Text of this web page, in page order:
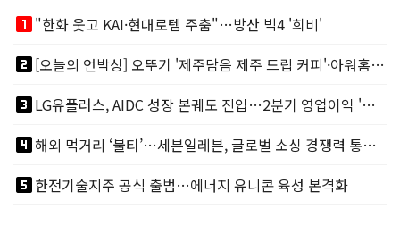
looks_one"한화 웃고 KAI·현대로템 주춤"…방산 빅4 '희비'
looks_two
[오늘의 언박싱] 오뚜기 '제주담음 제주 드립 커피'·아워홈 ‘갓석박지’ 外
looks_3
LG유플러스, AIDC 성장 본궤도 진입…2분기 영업이익 '역대 최대'
looks_4
해외 먹거리 ‘불티’…세븐일레븐, 글로벌 소싱 경쟁력 통했다
looks_5한전기술지주 공식 출범…에너지 유니콘 육성 본격화